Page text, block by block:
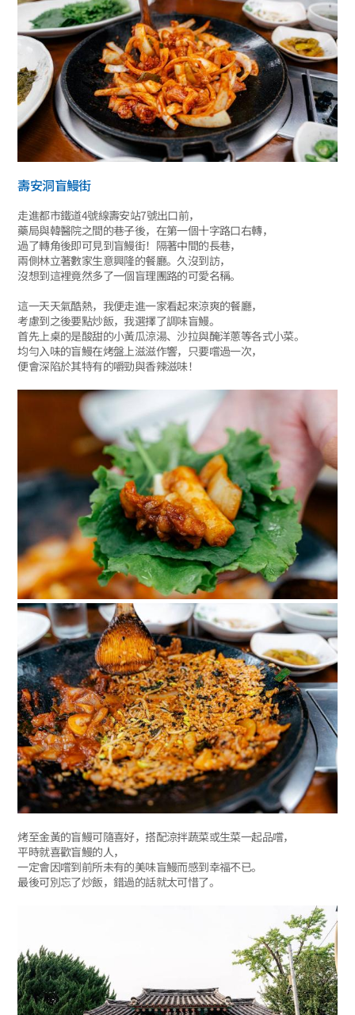
壽安洞盲鰻街
走進都市鐵道4號線壽安站7號出口前，
藥局與韓醫院之間的巷子後，在第一個十字路口右轉，
過了轉角後即可見到盲鰻街！隔著中間的長巷，
兩側林立著數家生意興隆的餐廳。久沒到訪，
沒想到這裡竟然多了一個盲理團路的可愛名稱。
這一天天氣酷熱，我便走進一家看起來涼爽的餐廳，
考慮到之後要點炒飯，我選擇了調味盲鰻。
首先上桌的是酸甜的小黃瓜涼湯、沙拉與醃洋蔥等各式小菜。
均勻入味的盲鰻在烤盤上滋滋作響，只要嚐過一次，
便會深陷於其特有的嚼勁與香辣滋味！
烤至金黃的盲鰻可隨喜好，搭配涼拌蔬菜或生菜一起品嚐，
平時就喜歡盲鰻的人，
一定會因嚐到前所未有的美味盲鰻而感到幸福不已。
最後可別忘了炒飯，錯過的話就太可惜了。